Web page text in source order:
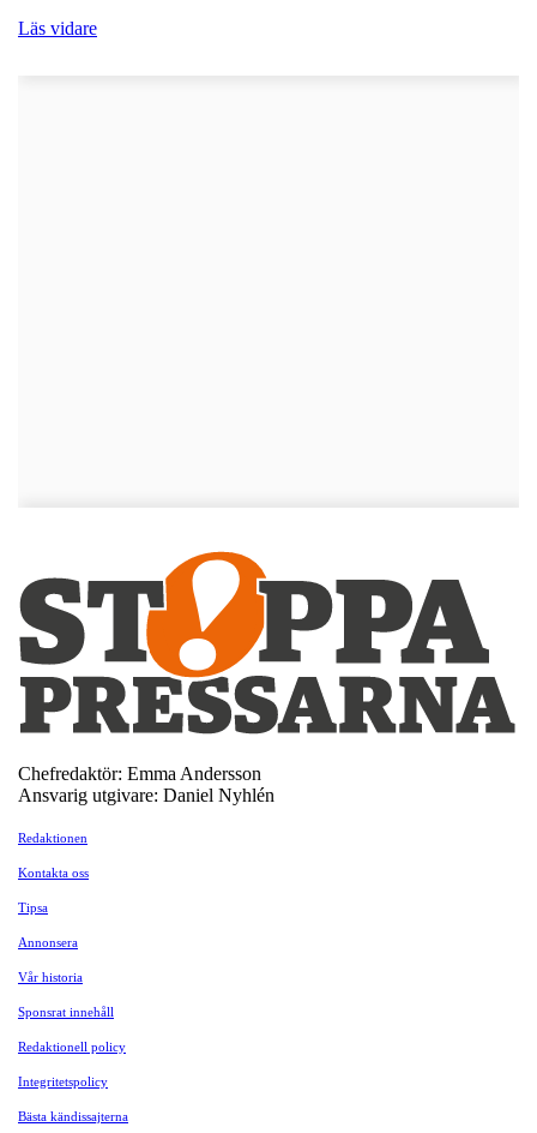
Läs vidare
Chefredaktör: Emma Andersson
Ansvarig utgivare: Daniel Nyhlén
Redaktionen
Kontakta oss
Tipsa
Annonsera
Vår historia
Sponsrat innehåll
Redaktionell policy
Integritetspolicy
Bästa kändissajterna